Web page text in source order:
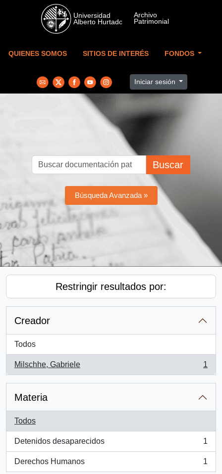
Skip to main content
QUIENES SOMOS SITIOS DE INTERÉS FONDOS
Iniciar sesión
Buscar
Búsqueda Avanzada »
Restringir resultados por:
Creador
Todos
Milschhe, Gabriele
, 1 resultados
1
Materia
Todos
Detenidos desaparecidos
, 1 resultados
1
Derechos Humanos
, 1 resultados
1